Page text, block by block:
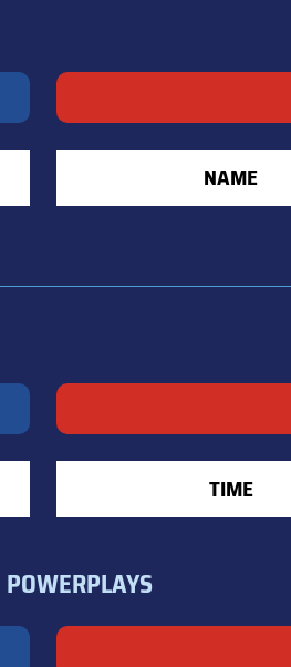
NAME
TIME
POWERPLAYS